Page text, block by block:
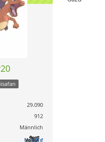
29.090
912
Männlich